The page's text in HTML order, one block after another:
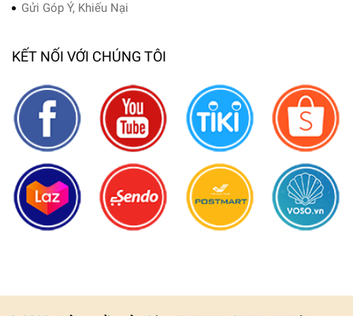
Gửi Góp Ý, Khiếu Nại
KẾT NỐI VỚI CHÚNG TÔI